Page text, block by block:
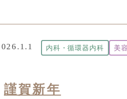
内科・循環器内科 美
謹賀新年